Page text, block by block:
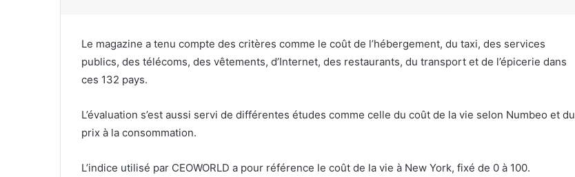
Le magazine a tenu compte des critères comme le coût de l’hébergement, du taxi, des services
publics, des télécoms, des vêtements, d’Internet, des restaurants, du transport et de l’épicerie dans
ces 132 pays.
L’évaluation s’est aussi servi de différentes études comme celle du coût de la vie selon Numbeo et du
prix à la consommation.
L’indice utilisé par CEOWORLD a pour référence le coût de la vie à New York, fixé de 0 à 100.